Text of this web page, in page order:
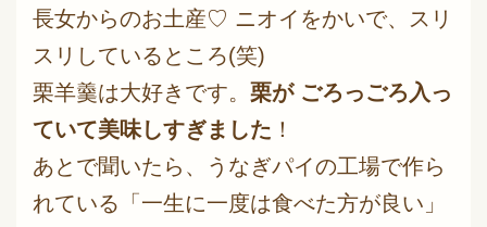
長女からのお土産♡ ニオイをかいで、スリ
スリしているところ(笑)
栗羊羹は大好きです。 栗が ごろっごろ入っ
ていて美味しすぎました ！
あとで聞いたら、うなぎパイの工場で作ら
れている「一生に一度は食べた方が良い」